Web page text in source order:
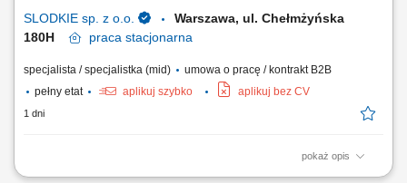
SLODKIE sp. z o.o.
Warszawa, ul. Chełmżyńska
180H
praca stacjonarna
specjalista / specjalistka (mid)
umowa o pracę / kontrakt B2B
pełny etat
aplikuj szybko aplikuj bez CV
1 dni
pokaż opis
Jak wygląda Twój dzień? Prowadzenie rozmów handlowych